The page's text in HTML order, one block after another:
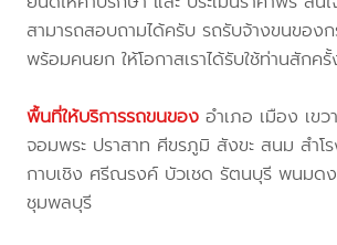
สามารถสอบถามได้ครับ รถรับจ้างขนของ
พร้อมคนยก ให้โอกาสเราได้รับใช้ท่านสักค
พื้นที่ให้บริการรถขนของ อำเภอ เมือง เข
จอมพระ ปราสาท ศีขรภูมิ สังขะ สนม สำโ
กาบเชิง ศรีณรงค์ บัวเชด รัตนบุรี พนมด
ชุมพลบุรี